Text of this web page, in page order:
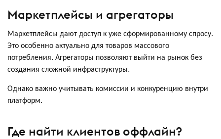
Маркетплейсы и агрегаторы
Маркетплейсы дают доступ к уже сформированному спросу.
Это особенно актуально для товаров массового
потребления. Агрегаторы позволяют выйти на рынок без
создания сложной инфраструктуры.
Однако важно учитывать комиссии и конкуренцию внутри
платформ.
Где найти клиентов оффлайн?